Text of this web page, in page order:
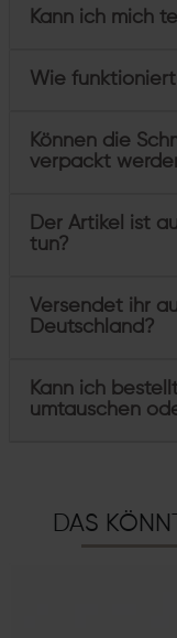
Kann ich mich
Wie
Können die
verpackt
Der Artikel ist
tun?
Versendet ihr
Deutschland?
Kann ich
umtauschen
DAS